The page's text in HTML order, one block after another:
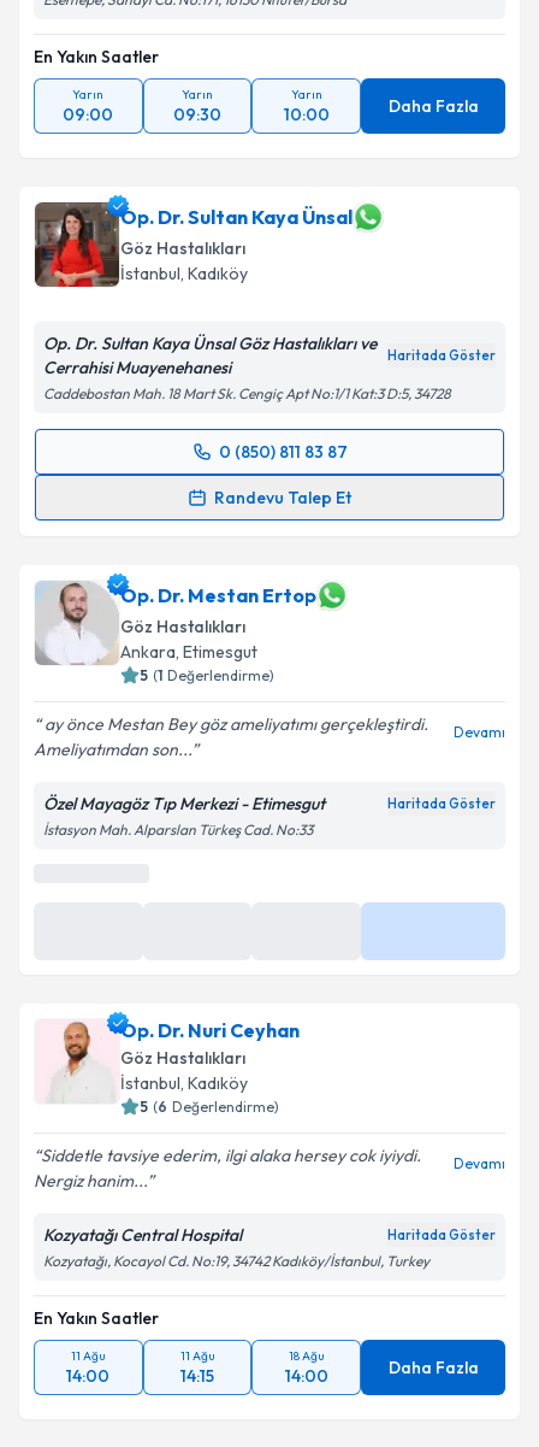
En Yakın Saatler
Yarın
09:00
Yarın
09:30
Yarın
10:00 Daha Fazla
Op. Dr. Sultan Kaya Ünsal
Göz Hastalıkları
İstanbul, Kadıköy
Op. Dr. Sultan Kaya Ünsal Göz Hastalıkları ve
Cerrahisi Muayenehanesi
Haritada Göster
Caddebostan Mah. 18 Mart Sk. Cengiç Apt No:1/1 Kat:3 D:5, 34728
0 (850) 811 83 87
Randevu Talep Et
Randevu Takvimi Talebi
için bir takvim hazırlandığında e-posta ile
bilgilendireceğiz.
E-posta Adresiniz
Metni'ni okudum ve kişisel verilerimin belirtilen
kapsamda işlenmesini kabul ediyorum.
Takvim Talebini Gönder
Op. Dr. Mestan Ertop
Göz Hastalıkları
Ankara, Etimesgut
5 (1 Değerlendirme)
ay önce Mestan Bey göz ameliyatımı gerçekleştirdi.
Ameliyatımdan son...
Devamı
Özel Mayagöz Tıp Merkezi - Etimesgut Haritada Göster
İstasyon Mah. Alparslan Türkeş Cad. No:33
Op. Dr. Nuri Ceyhan
Göz Hastalıkları
İstanbul, Kadıköy
5 (6 Değerlendirme)
Siddetle tavsiye ederim, ilgi alaka hersey cok iyiydi.
Nergiz hanim...
Devamı
Kozyatağı Central Hospital Haritada Göster
Kozyatağı, Kocayol Cd. No:19, 34742 Kadıköy/İstanbul, Turkey
En Yakın Saatler
11 Ağu
14:00
11 Ağu
14:15
18 Ağu
14:00 Daha Fazla